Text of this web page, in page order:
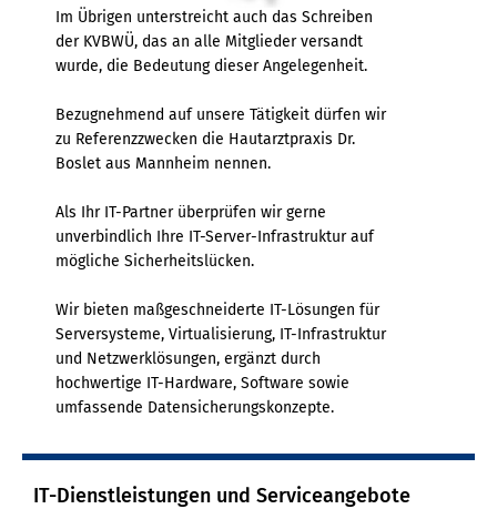
Im Übrigen unterstreicht auch das Schreiben
der KVBWÜ, das an alle Mitglieder versandt
wurde, die Bedeutung dieser Angelegenheit.
Bezugnehmend auf unsere Tätigkeit dürfen wir
zu Referenzzwecken die Hautarztpraxis Dr.
Boslet aus Mannheim nennen.
Als Ihr IT-Partner überprüfen wir gerne
unverbindlich Ihre IT-Server-Infrastruktur auf
mögliche Sicherheitslücken.
Wir bieten maßgeschneiderte IT-Lösungen für
Serversysteme, Virtualisierung, IT-Infrastruktur
und Netzwerklösungen, ergänzt durch
hochwertige IT-Hardware, Software sowie
umfassende Datensicherungskonzepte.
IT-Dienstleistungen und Serviceangebote